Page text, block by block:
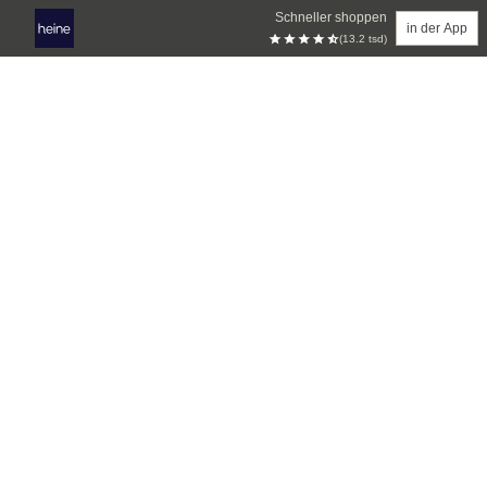
Schneller shoppen
(13.2 tsd)
in der App